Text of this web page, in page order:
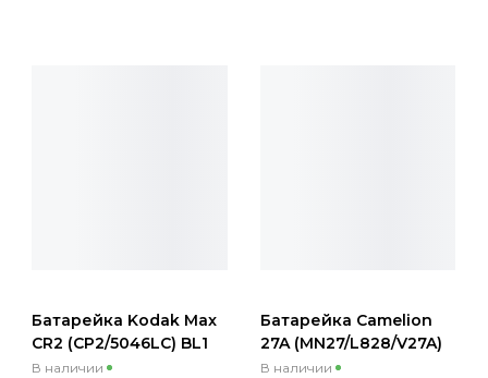
Батарейка Kodak Max
CR2 (CP2/5046LC) BL1
1/20
В наличии
Батарейка Camelion
27A (MN27/L828/V27A)
BL5 5/50/1800
В наличии